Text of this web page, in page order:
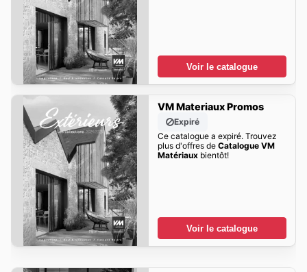
Voir le catalogue
VM Materiaux Promos
Expiré
Ce catalogue a expiré. Trouvez
plus d'offres de Catalogue VM
Matériauxbientôt!
Voir le catalogue